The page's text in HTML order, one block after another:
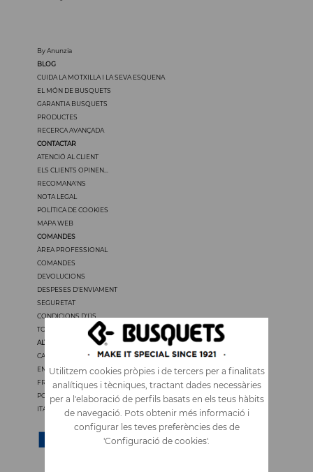
Utilitzem cookies pròpies i de tercers per a finalitats
analítiques i tècniques, tractant dades necessàries
per a l'elaboració de perfils basats en els teus hàbits
de navegació. Pots obtenir més informació i
configurar les teves preferències des de
'Configuració de cookies'.
By Anunzia
BLOG
CUIDA LA MOTXILLA I LA SEVA ESQUENA
EL MÓN DE BUSQUETS
GARANTIA BUSQUETS
PRODUCTES
RECERCA AVANÇADA
CONTACTAR
ATENCIÓ AL CLIENT
ELS CLIENTS OPINEN...
RECOMANA'NS
NOTA LEGAL
POLÍTICA DE COOKIES
MAPA WEB
COMANDES
ÀREA PROFESSIONAL
COMANDES
DEVOLUCIONS
DESPESES D'ENVIAMENT
SEGURETAT
CONDICIONS D'ÚS
TOTS ELS PREUS TENEN IVA
ALTRES IDIOMES
CASTELLANO
ENGLISH
FRANÇAIS
PORTUGUÊS
ITALIANO